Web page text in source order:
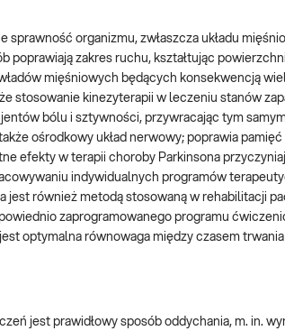
sprawność organizmu, zwłaszcza układu
poprawiają zakres ruchu, kształtując
mięśniowych będących konsekwencją
stosowanie kinezyterapii w leczeniu stanów
bólu i sztywności, przywracając tym
ośrodkowy układ nerwowy; poprawia
efekty w terapii choroby Parkinsona
indywidualnych programów
jest również metodą stosowaną w rehabilitacji
zaprogramowanego programu
optymalna równowaga między czasem
jest prawidłowy sposób oddychania, m. in.